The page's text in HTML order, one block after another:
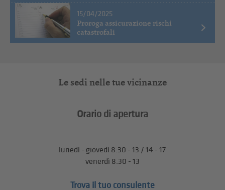
15/04/2025
Proroga assicurazione rischi
catastrofali
Le sedi nelle tue vicinanze
Orario di apertura
lunedì - giovedì 8.30 - 13 / 14 - 17
venerdì 8.30 - 13
Trova il tuo consulente